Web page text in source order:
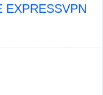
EXPRESSVPN